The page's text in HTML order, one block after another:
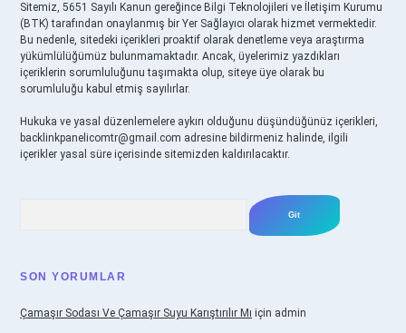
Sitemiz, 5651 Sayılı Kanun gereğince Bilgi Teknolojileri ve İletişim Kurumu
(BTK) tarafından onaylanmış bir Yer Sağlayıcı olarak hizmet vermektedir.
Bu nedenle, sitedeki içerikleri proaktif olarak denetleme veya araştırma
yükümlülüğümüz bulunmamaktadır. Ancak, üyelerimiz yazdıkları
içeriklerin sorumluluğunu taşımakta olup, siteye üye olarak bu
sorumluluğu kabul etmiş sayılırlar.
Hukuka ve yasal düzenlemelere aykırı olduğunu düşündüğünüz içerikleri,
backlinkpanelicomtr@gmail.com adresine bildirmeniz halinde, ilgili
içerikler yasal süre içerisinde sitemizden kaldırılacaktır.
SON YORUMLAR
Çamaşır Sodası Ve Çamaşır Suyu Karıştırılır Mı için admin